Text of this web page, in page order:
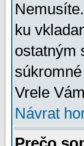
ku
ostatným
Vrele
Návrat